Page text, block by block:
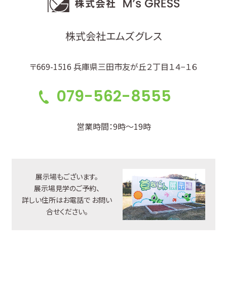
株式会社エムズグレス
〒669-1516 兵庫県三田市友が丘２丁目１４−１６
079-562-8555
営業時間：9時～19時
展示場もございます。
展示場見学のご予約、
詳しい住所はお電話で お問い
合せください。